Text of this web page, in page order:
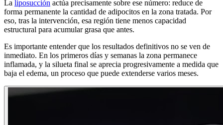
La liposucción actúa precisamente sobre ese número: reduce de
forma permanente la cantidad de adipocitos en la zona tratada. Por
eso, tras la intervención, esa región tiene menos capacidad
estructural para acumular grasa que antes.
Es importante entender que los resultados definitivos no se ven de
inmediato. En los primeros días y semanas la zona permanece
inflamada, y la silueta final se aprecia progresivamente a medida que
baja el edema, un proceso que puede extenderse varios meses.